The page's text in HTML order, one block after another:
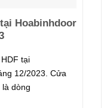
Hoabinhdoor
tại
12/2023. Cửa
dòng